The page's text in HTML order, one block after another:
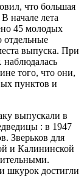
что большая
начале лета
45 молодых
отдельные
выпуска. При
наблюдалась
того, что они,
пунктов и
выпускали в
: в 1947
Зверьков для
и Калининской
шкурок достигли